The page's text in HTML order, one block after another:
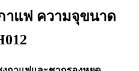
กาแฟ ความจุขนาด